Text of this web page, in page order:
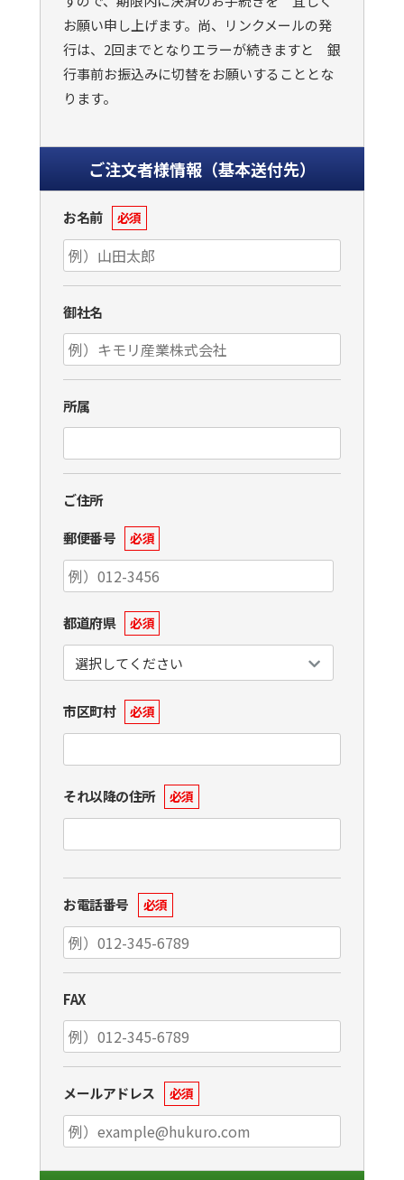
お願い申し上げます。尚、リンクメールの発
行は、2回までとなりエラーが続きますと 銀
行事前お振込みに切替をお願いすることとな
ります。
ご注文者様情報（基本送付先）
お名前 必須
御社名
所属
ご住所
郵便番号
必須
都道府県 必須
市区町村 必須
それ以降の住所 必須
お電話番号 必須
FAX
メールアドレス 必須